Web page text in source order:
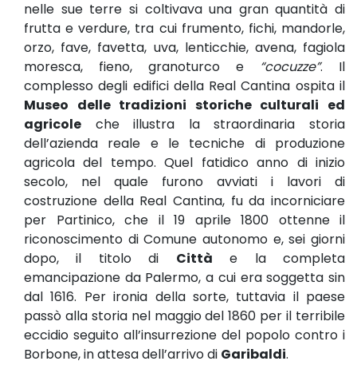
nelle sue terre si coltivava una gran quantità di
frutta e verdure, tra cui frumento, fichi, mandorle,
orzo, fave, favetta, uva, lenticchie, avena, fagiola
moresca, fieno, granoturco e “cocuzze”. Il
complesso degli edifici della Real Cantina ospita il
Museo delle tradizioni storiche culturali ed
agricole che illustra la straordinaria storia
dell’azienda reale e le tecniche di produzione
agricola del tempo. Quel fatidico anno di inizio
secolo, nel quale furono avviati i lavori di
costruzione della Real Cantina, fu da incorniciare
per Partinico, che il 19 aprile 1800 ottenne il
riconoscimento di Comune autonomo e, sei giorni
dopo, il titolo di Città e la completa
emancipazione da Palermo, a cui era soggetta sin
dal 1616. Per ironia della sorte, tuttavia il paese
passò alla storia nel maggio del 1860 per il terribile
eccidio seguito all’insurrezione del popolo contro i
Borbone, in attesa dell’arrivo di Garibaldi.